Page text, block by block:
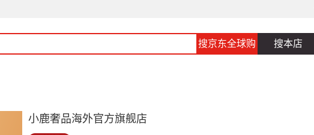
搜京东全球购 搜本店
小鹿奢品海外官方旗舰店